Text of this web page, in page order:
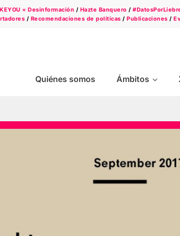
= Desinformación / Hazte Banquero /
/ Recomendaciones de políticas /Publicaciones /
Quiénes somos Ámbitos